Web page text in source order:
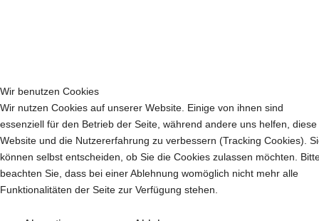
Wir benutzen Cookies
Wir nutzen Cookies auf unserer Website. Einige von ihnen sind
essenziell für den Betrieb der Seite, während andere uns helfen, diese
Website und die Nutzererfahrung zu verbessern (Tracking Cookies).
können selbst entscheiden, ob Sie die Cookies zulassen möchten.
beachten Sie, dass bei einer Ablehnung womöglich nicht mehr alle
Funktionalitäten der Seite zur Verfügung stehen.